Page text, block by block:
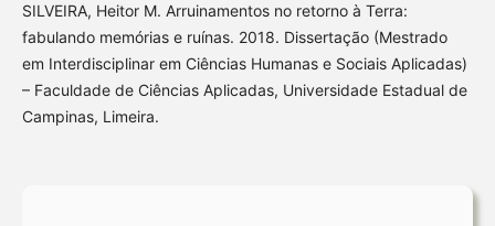
SILVEIRA, Heitor M. Arruinamentos no retorno à Terra:
fabulando memórias e ruínas. 2018. Dissertação (Mestrado
em Interdisciplinar em Ciências Humanas e Sociais Aplicadas)
– Faculdade de Ciências Aplicadas, Universidade Estadual de
Campinas, Limeira.